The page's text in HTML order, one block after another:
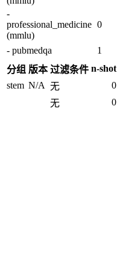
-
professional_medicine
(mmlu)
0
- pubmedqa 1
分组 版本 过滤条件 n-shot
stem N/A 无 0
无
0